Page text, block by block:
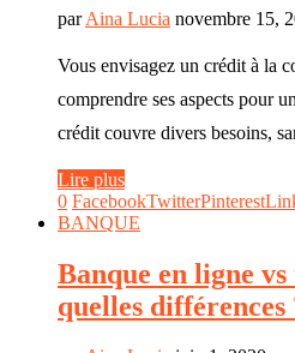
parAina Lucia novembre 15,
Vous envisagez un crédit à la
comprendre ses aspects pour
crédit couvre divers besoins,
Lire plus
0 FacebookTwitterPinterest
BANQUE
Banque en ligne
quelles différences